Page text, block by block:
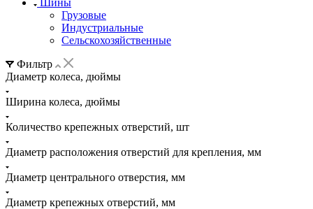
Грузовые
Индустриальные
Сельскохозяйственные
Фильтр
Диаметр колеса, дюймы
Ширина колеса, дюймы
Количество крепежных отверстий, шт
Диаметр расположения отверстий для крепления, мм
Диаметр центрального отверстия, мм
Диаметр крепежных отверстий, мм